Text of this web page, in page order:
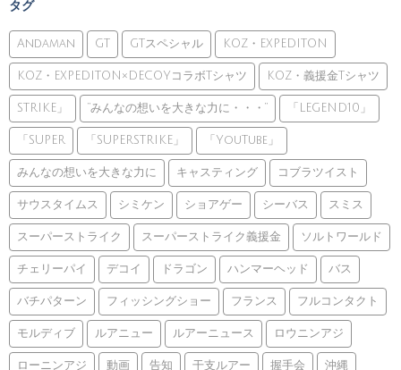
タグ
Andaman GT GTスペシャル KOZ・EXPEDITON
KOZ・EXPEDITON×DECOYコラボTシャツ KOZ・義援金Tシャツ
STRIKE」 ”みんなの想いを大きな力に・・・” 「LEGEND10」
「SUPER 「SUPERSTRIKE」 「YouTube」
みんなの想いを大きな力に キャスティング コブラツイスト
サウスタイムス シミケン ショアゲー シーバス スミス
スーパーストライク スーパーストライク義援金 ソルトワールド
チェリーパイ デコイ ドラゴン ハンマーヘッド バス
バチパターン フィッシングショー フランス フルコンタクト
モルディブ ルアニュー ルアーニュース ロウニンアジ
ローニンアジ 動画 告知 干支ルアー 握手会 沖縄